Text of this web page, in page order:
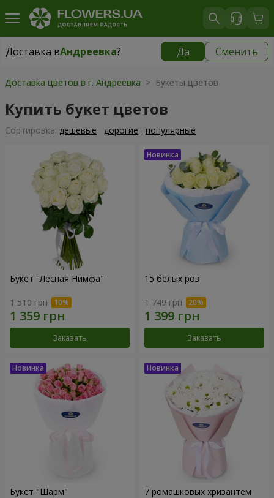
Доставка вАндреевка? Да Сменить
Доставка вАндреевка|
Доставка цветов в г. Андреевка > Букеты цветов
Купить букет цветов
Cортировка: дешевые дорогие популярные
Букет "Лесная Нимфа"
1 510 грн
Заказать
15 белых роз
1 749 грн
Заказать
Букет "Шарм" 7 ромашковых хризантем